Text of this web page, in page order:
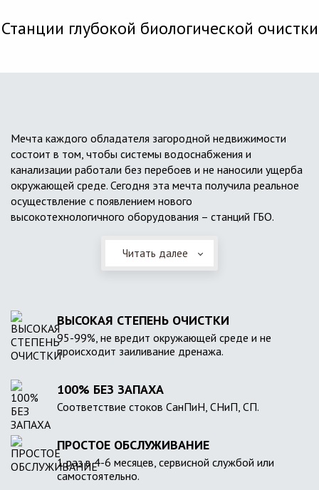
Станции глубокой биологической очистки
Мечта каждого обладателя загородной недвижимости
состоит в том, чтобы системы водоснабжения и
канализации работали без перебоев и не наносили ущерба
окружающей среде. Сегодня эта мечта получила реальное
осуществление с появлением нового
высокотехнологичного оборудования – станций ГБО.
Читать далее
ВЫСОКАЯ СТЕПЕНЬ ОЧИСТКИ
95-99%, не вредит окружающей среде и не
происходит заиливание дренажа.
100% БЕЗ ЗАПАХА
Соответствие стоков СанПиН, СНиП, СП.
ПРОСТОЕ ОБСЛУЖИВАНИЕ
1 раз в 4-6 месяцев, сервисной службой или
самостоятельно.